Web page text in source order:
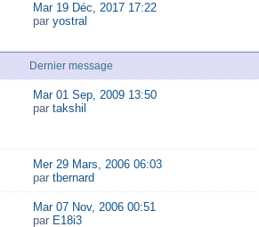
Mar 19 Déc, 2017 17:22
par yostral
Dernier message
Mar 01 Sep, 2009 13:50
par takshil
Mer 29 Mars, 2006 06:03
par tbernard
Mar 07 Nov, 2006 00:51
par E18i3